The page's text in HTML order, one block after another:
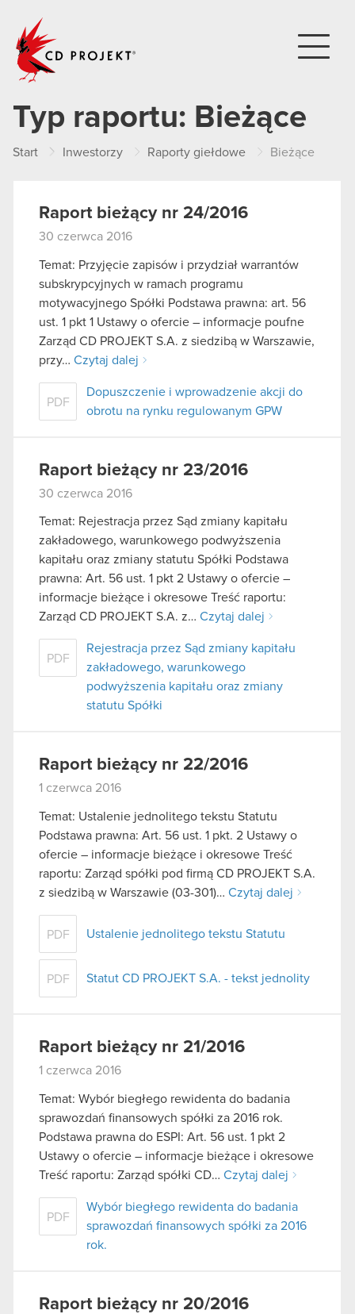
Typ raportu: Bieżące
Start Inwestorzy Raporty giełdowe Bieżące
Raport bieżący nr 24/2016
30 czerwca 2016
Temat: Przyjęcie zapisów i przydział warrantów
subskrypcyjnych w ramach programu
motywacyjnego Spółki Podstawa prawna: art. 56
ust. 1 pkt 1 Ustawy o ofercie – informacje poufne
Zarząd CD PROJEKT S.A. z siedzibą w Warszawie,
przy… Czytaj dalej
PDF
Dopuszczenie i wprowadzenie akcji do
obrotu na rynku regulowanym GPW
Raport bieżący nr 23/2016
30 czerwca 2016
Temat: Rejestracja przez Sąd zmiany kapitału
zakładowego, warunkowego podwyższenia
kapitału oraz zmiany statutu Spółki Podstawa
prawna: Art. 56 ust. 1 pkt 2 Ustawy o ofercie –
informacje bieżące i okresowe Treść raportu:
Zarząd CD PROJEKT S.A. z… Czytaj dalej
PDF
Rejestracja przez Sąd zmiany kapitału
zakładowego, warunkowego
podwyższenia kapitału oraz zmiany
statutu Spółki
Raport bieżący nr 22/2016
1 czerwca 2016
Temat: Ustalenie jednolitego tekstu Statutu
Podstawa prawna: Art. 56 ust. 1 pkt. 2 Ustawy o
ofercie – informacje bieżące i okresowe Treść
raportu: Zarząd spółki pod firmą CD PROJEKT S.A.
z siedzibą w Warszawie (03-301)… Czytaj dalej
PDF Ustalenie jednolitego tekstu Statutu
PDF Statut CD PROJEKT S.A. - tekst jednolity
Raport bieżący nr 21/2016
1 czerwca 2016
Temat: Wybór biegłego rewidenta do badania
sprawozdań finansowych spółki za 2016 rok.
Podstawa prawna do ESPI: Art. 56 ust. 1 pkt 2
Ustawy o ofercie – informacje bieżące i okresowe
Treść raportu: Zarząd spółki CD… Czytaj dalej
PDF
Wybór biegłego rewidenta do badania
sprawozdań finansowych spółki za 2016
rok.
Raport bieżący nr 20/2016